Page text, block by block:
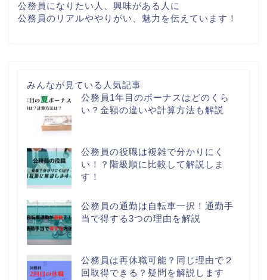
公務員になりたい人、興味がある人に
公務員のリアルややりがい、魅力を伝えています！
みんなが見ている人気記事
公務員1年目のボーナスはどのくら
い？金額の違いや計算方法も解説
公務員の役職は複雑で分かりにく
い！？階級順に比較して解説しま
す！
公務員の通勤は自転車一択！通勤手
当で得する3つの理由を解説
公務員は再休職可能？同じ理由で２
回取得できる？疑問を解説します